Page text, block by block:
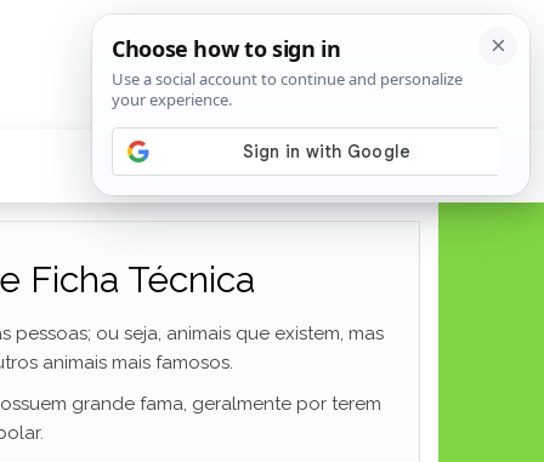
Ficha Técnica
ou seja, animais que existem, mas
animais mais famosos.
grande fama, geralmente por terem